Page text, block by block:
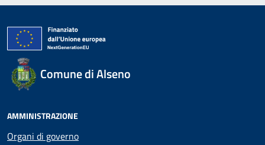
Comune di Alseno
AMMINISTRAZIONE
Organi di governo